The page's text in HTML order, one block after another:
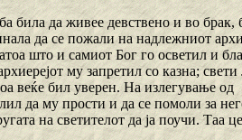
била да живее девствено и во брак,
да се пожали на надлежниот
што и самиот Бог го осветил и
му запретил со казна; свети
веќе бил уверен. На излегување од
да му прости и да се помоли за
на светителот да ја поучи. Таа